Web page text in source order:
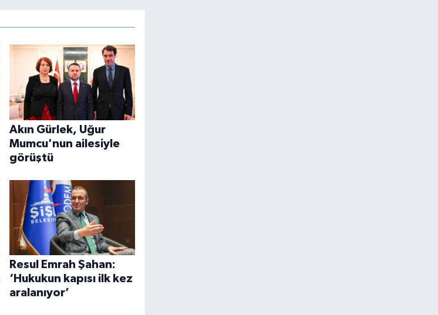
Akın Gürlek, Uğur
Mumcu'nun ailesiyle
görüştü
Resul Emrah Şahan:
‘Hukukun kapısı ilk kez
aralanıyor’